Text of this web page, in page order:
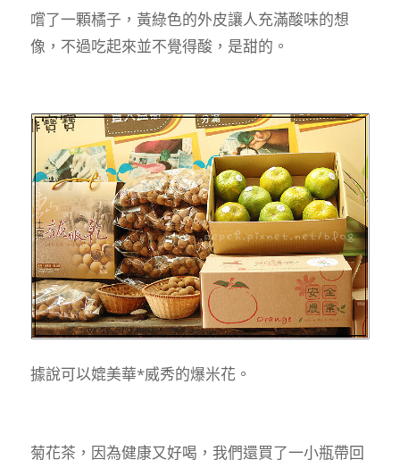
嚐了一顆橘子，黃綠色的外皮讓人充滿酸味的想
像，不過吃起來並不覺得酸，是甜的。
據說可以媲美華*威秀的爆米花。
菊花茶，因為健康又好喝，我們還買了一小瓶帶回